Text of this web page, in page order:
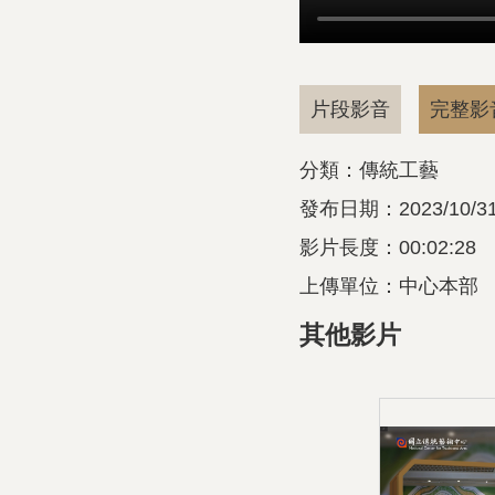
片段影音 完整影
分類：傳統工藝
發布日期：2023/10/
影片長度：00:02:28
上傳單位：中心本部
其他影片